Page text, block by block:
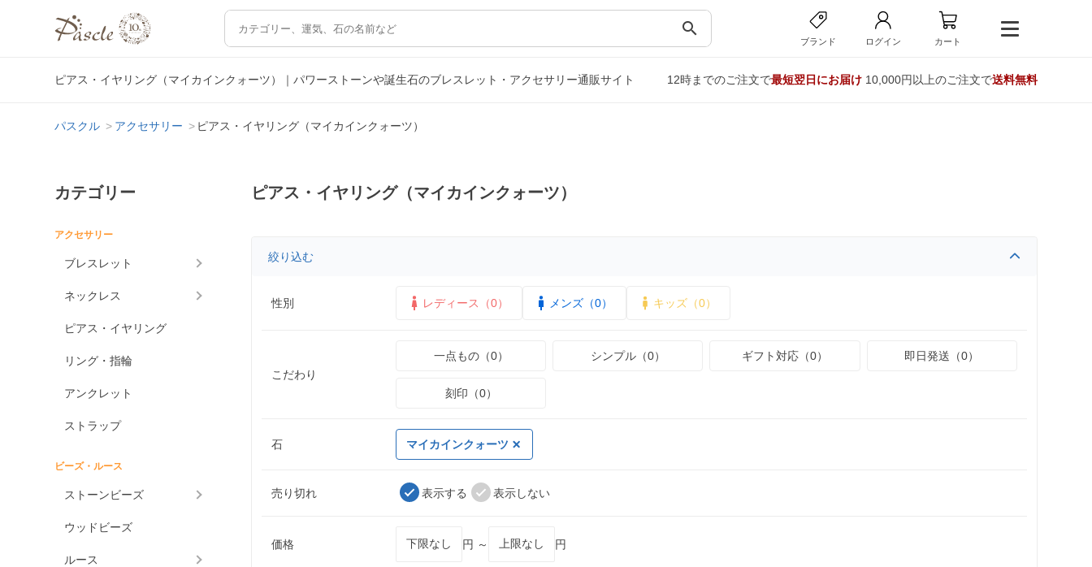
search
ブランド ログイン カート
ピアス・イヤリング（マイカインクォーツ）｜パワーストーンや誕生石のブレスレット・アクセサリー通販サイト 12時までのご注文で最短翌日にお届け10,000円以上のご注文で送料無料
パスクル アクセサリー ピアス・イヤリング（マイカインクォーツ）
カテゴリー
アクセサリー
ブレスレット
ネックレス
ピアス・イヤリング
リング・指輪
アンクレット
ストラップ
ビーズ・ルース
ストーンビーズ
ウッドビーズ
ルース
ピアス・イヤリング（マイカインクォーツ）
絞り込む
性別 レディース（0） メンズ（0） キッズ（0）
こだわり
一点もの（0） シンプル（0） ギフト対応（0） 即日発送（0）
刻印（0）
石 マイカインクォーツ
売り切れ 表示する 表示しない
価格 円 ～ 円